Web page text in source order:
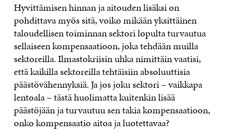
Hyvittämisen hinnan ja aitouden lisäksi on
pohdittava myös sitä, voiko mikään yksittäinen
taloudellisen toiminnan sektori lopulta turvautua
sellaiseen kompensaatioon, joka tehdään muilla
sektoreilla. Ilmastokriisin uhka nimittäin vaatisi,
että kaikilla sektoreilla tehtäisiin absoluuttisia
päästövähennyksiä. Ja jos joku sektori – vaikkapa
lentoala – tästä huolimatta kuitenkin lisää
päästöjään ja turvautuu sen takia kompensaatioon,
onko kompensaatio aitoa ja luotettavaa?